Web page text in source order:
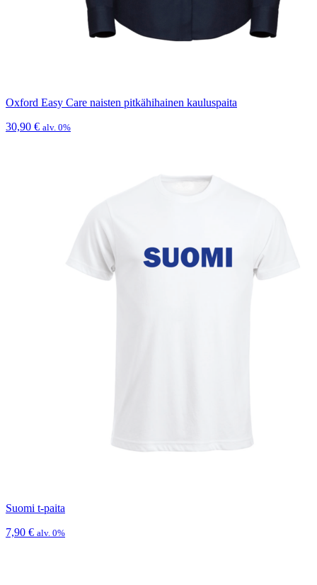
Oxford Easy Care naisten pitkähihainen kauluspaita
30,90 € alv. 0%
Suomi t-paita
7,90 € alv. 0%